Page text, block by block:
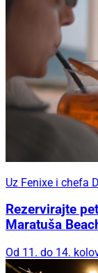
Uz Fenixe i chefa
Rezervirajte
Maratuša
Od 11. do 14.